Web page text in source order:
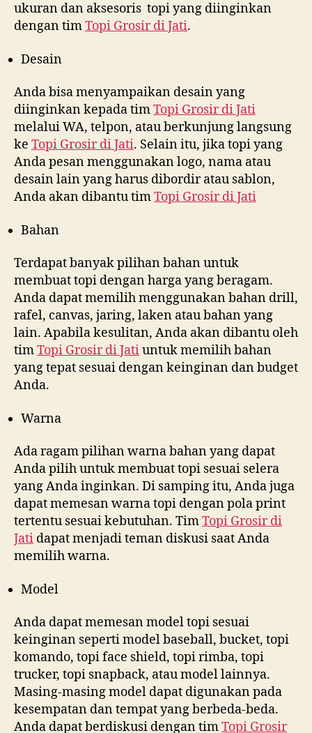
ukuran dan aksesoris topi yang diinginkan
dengan timTopi Grosir diJati.
Desain
Anda bisa menyampaikan desain yang
diinginkan kepada timTopi Grosir diJati
melalui WA, telpon, atau berkunjung langsung
ke Topi Grosir diJati. Selain itu, jika topi yang
Anda pesan menggunakan logo, nama atau
desain lain yang harus dibordir atau sablon,
Anda akan dibantu timTopi Grosir diJati
Bahan
Terdapat banyak pilihan bahan untuk
membuat topi dengan harga yang beragam.
Anda dapat memilih menggunakan bahan drill,
rafel, canvas, jaring, laken atau bahan yang
lain. Apabila kesulitan, Anda akan dibantu oleh
timTopi Grosir diJatiuntuk memilih bahan
yang tepat sesuai dengan keinginan dan budget
Anda.
Warna
Ada ragam pilihan warna bahan yang dapat
Anda pilih untuk membuat topi sesuai selera
yang Anda inginkan. Di samping itu, Anda juga
dapat memesan warna topi dengan pola print
tertentu sesuai kebutuhan. TimTopi Grosir di
Jati dapat menjadi teman diskusi saat Anda
memilih warna.
Model
Anda dapat memesan model topi sesuai
keinginan seperti model baseball, bucket, topi
komando, topi face shield, topi rimba, topi
trucker, topi snapback, atau model lainnya.
Masing-masing model dapat digunakan pada
kesempatan dan tempat yang berbeda-beda.
Anda dapat berdiskusi dengan timTopi Grosir